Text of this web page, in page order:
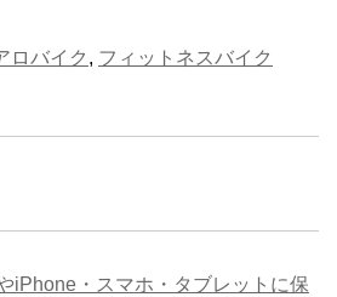
ロバイク , フィットネスバイク
iPhone・スマホ・タブレットに保